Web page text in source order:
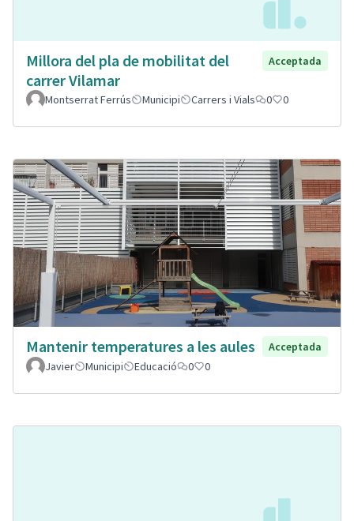
Millora del pla de mobilitat del
carrer Vilamar
Acceptada
Montserrat Ferrús Municipi Carrers i Vials 0 0
Mantenir temperatures a les aules
Acceptada
Javier
Municipi Educació 0 0